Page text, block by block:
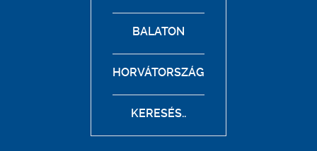
BALATON
HORVÁTORSZÁG
KERESÉS..